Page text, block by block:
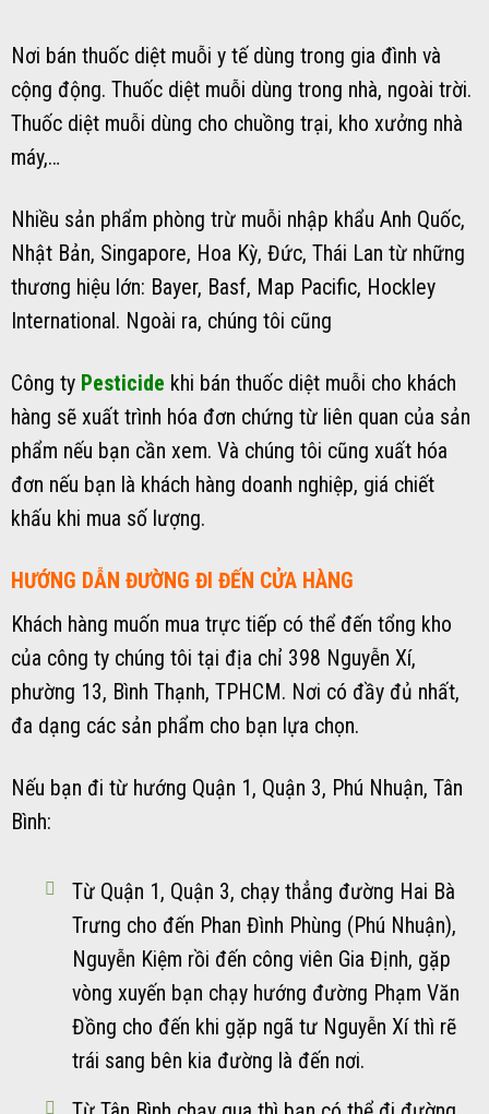
Nơi bán thuốc diệt muỗi y tế dùng trong gia đình và
cộng động. Thuốc diệt muỗi dùng trong nhà, ngoài trời.
Thuốc diệt muỗi dùng cho chuồng trại, kho xưởng nhà
máy,…
Nhiều sản phẩm phòng trừ muỗi nhập khẩu Anh Quốc,
Nhật Bản, Singapore, Hoa Kỳ, Đức, Thái Lan từ những
thương hiệu lớn: Bayer, Basf, Map Pacific, Hockley
International. Ngoài ra, chúng tôi cũng
Công ty Pesticide khi bán thuốc diệt muỗi cho khách
hàng sẽ xuất trình hóa đơn chứng từ liên quan của sản
phẩm nếu bạn cần xem. Và chúng tôi cũng xuất hóa
đơn nếu bạn là khách hàng doanh nghiệp, giá chiết
khấu khi mua số lượng.
HƯỚNG DẪN ĐƯỜNG ĐI ĐẾN CỬA HÀNG
Khách hàng muốn mua trực tiếp có thể đến tổng kho
của công ty chúng tôi tại địa chỉ 398 Nguyễn Xí,
phường 13, Bình Thạnh, TPHCM. Nơi có đầy đủ nhất,
đa dạng các sản phẩm cho bạn lựa chọn.
Nếu bạn đi từ hướng Quận 1, Quận 3, Phú Nhuận, Tân
Bình:
Từ Quận 1, Quận 3, chạy thẳng đường Hai Bà
Trưng cho đến Phan Đình Phùng (Phú Nhuận),
Nguyễn Kiệm rồi đến công viên Gia Định, gặp
vòng xuyến bạn chạy hướng đường Phạm Văn
Đồng cho đến khi gặp ngã tư Nguyễn Xí thì rẽ
trái sang bên kia đường là đến nơi.